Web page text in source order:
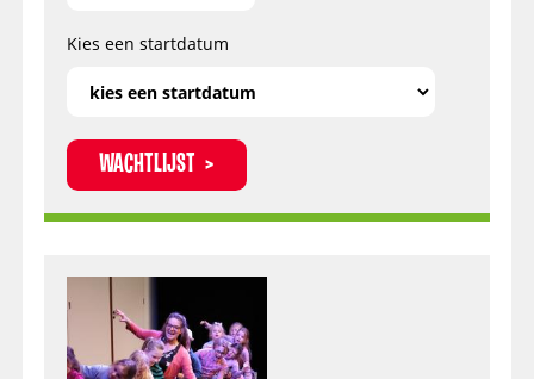
Kies een startdatum
WACHTLIJST